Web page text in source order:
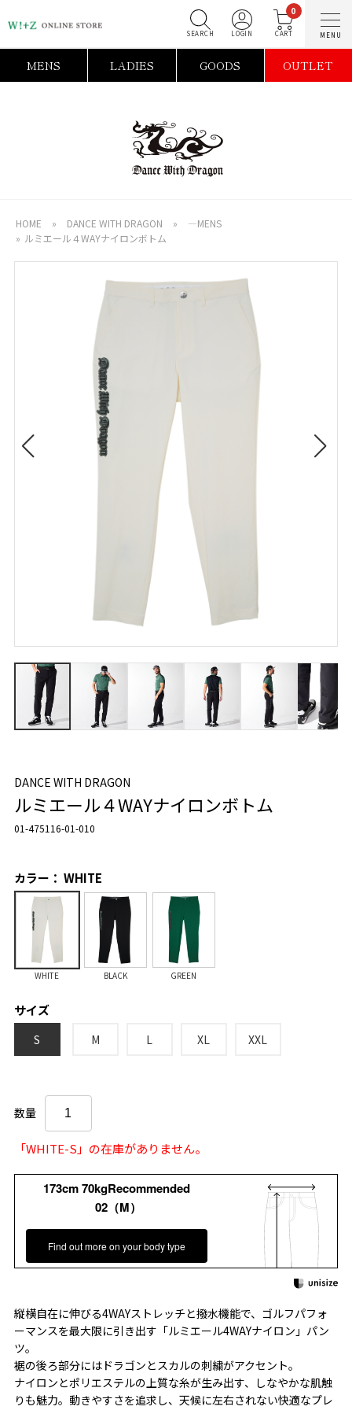
0
MENS LADIES GOODS OUTLET
HOME » DANCE WITH DRAGON »
―MENS
» ルミエール４WAYナイロンボトム
DANCE WITH DRAGON
ルミエール４WAYナイロンボトム
01-475116-01-010
カラー： WHITE
WHITE BLACK GREEN
サイズ
S M L XL XXL
数量
「WHITE-S」の在庫がありません。
173cm 70kgRecommended
02（M）
Find out more on your body type
縦横自在に伸びる4WAYストレッチと撥水機能で、ゴルフパフォ
ーマンスを最大限に引き出す「ルミエール4WAYナイロン」パン
ツ。
裾の後ろ部分にはドラゴンとスカルの刺繍がアクセント。
ナイロンとポリエステルの上質な糸が生み出す、しなやかな肌触
りも魅力。動きやすさを追求し、天候に左右されない快適なプレ